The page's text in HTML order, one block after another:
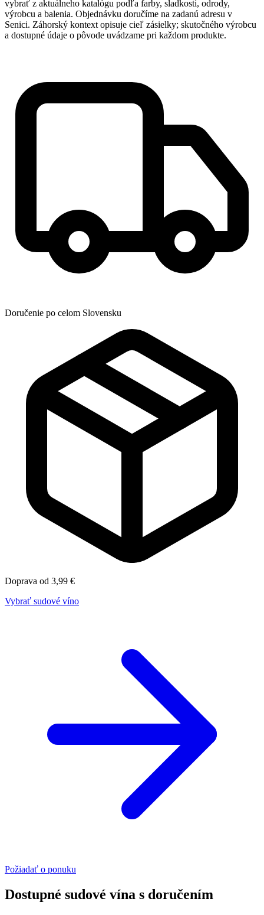
vybrať z aktuálneho katalógu podľa farby, sladkosti, odrody,
výrobcu a balenia. Objednávku doručíme na zadanú adresu v
Senici. Záhorský kontext opisuje cieľ zásielky; skutočného výrobcu
a dostupné údaje o pôvode uvádzame pri každom produkte.
Doručenie po celom Slovensku
Doprava od 3,99 €
Vybrať sudové víno
Požiadať o ponuku
Dostupné sudové vína s doručením